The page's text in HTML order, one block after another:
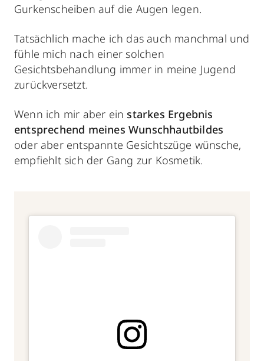
Gurkenscheiben auf die Augen legen.
Tatsächlich mache ich das auch manchmal und
fühle mich nach einer solchen
Gesichtsbehandlung immer in meine Jugend
zurückversetzt.
Wenn ich mir aber ein starkes Ergebnis
entsprechend meines Wunschhautbildes
oder aber entspannte Gesichtszüge wünsche,
empfiehlt sich der Gang zur Kosmetik.